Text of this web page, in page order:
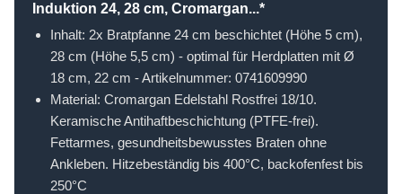
Induktion 24, 28 cm, Cromargan...*
Inhalt: 2x Bratpfanne 24 cm beschichtet (Höhe 5 cm),
28 cm (Höhe 5,5 cm) - optimal für Herdplatten mit Ø
18 cm, 22 cm - Artikelnummer: 0741609990
Material: Cromargan Edelstahl Rostfrei 18/10.
Keramische Antihaftbeschichtung (PTFE-frei).
Fettarmes, gesundheitsbewusstes Braten ohne
Ankleben. Hitzebeständig bis 400°C, backofenfest bis
250°C